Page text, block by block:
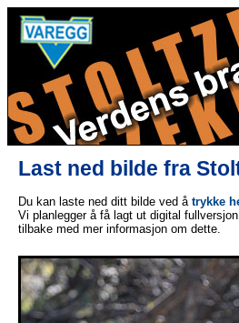
Last ned bilde fra
Du kan laste ned ditt bilde ved å trykke
Vi planlegger å få lagt ut digital
tilbake med mer informasjon om dette.